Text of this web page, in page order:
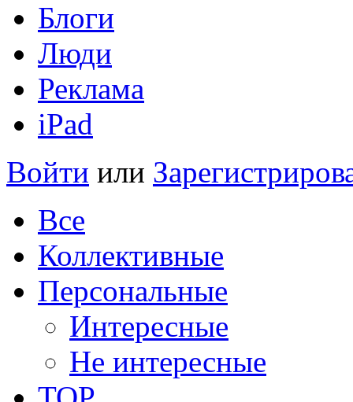
Блоги
Люди
Реклама
iPad
Войти или
Все
Коллективные
Персональные
Интересные
Не интересные